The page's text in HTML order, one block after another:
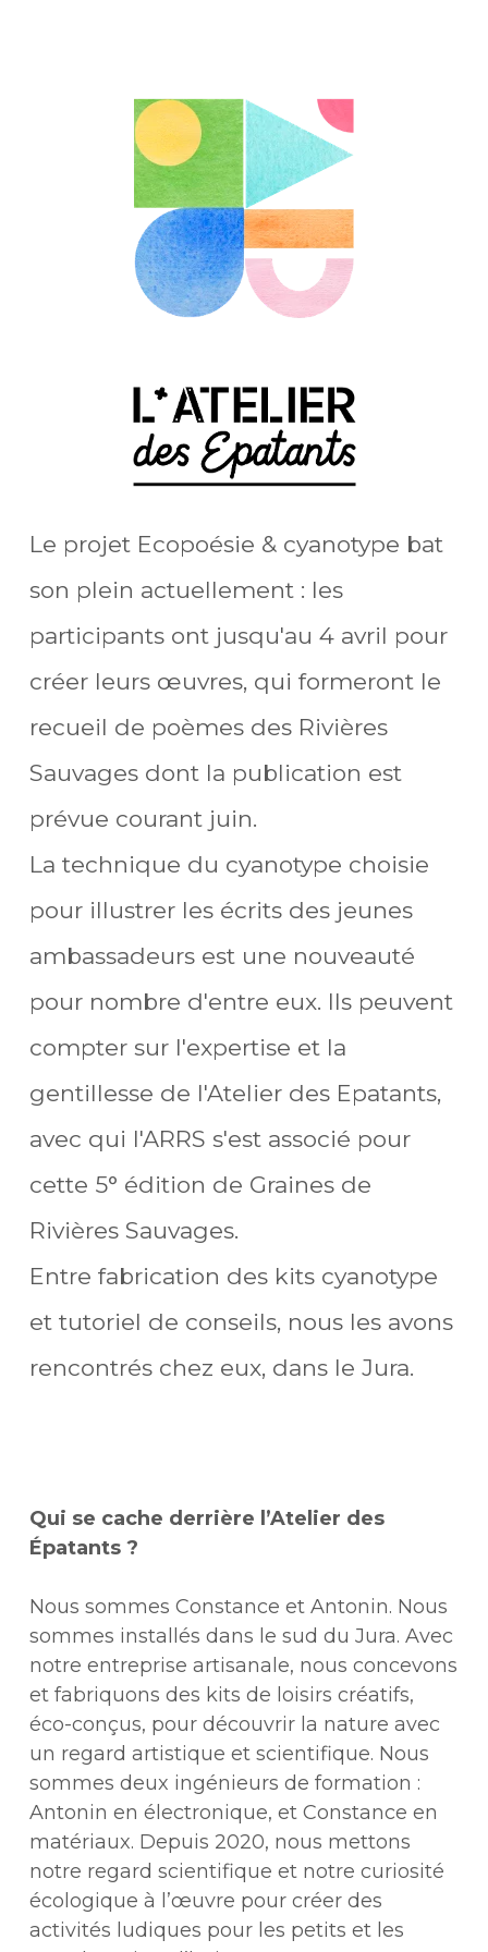
Le projet Ecopoésie & cyanotype bat
son plein actuellement : les
participants ont jusqu'au 4 avril pour
créer leurs œuvres, qui formeront le
recueil de poèmes des Rivières
Sauvages dont la publication est
prévue courant juin.
La technique du cyanotype choisie
pour illustrer les écrits des jeunes
ambassadeurs est une nouveauté
pour nombre d'entre eux. Ils peuvent
compter sur l'expertise et la
gentillesse de l'Atelier des Epatants,
avec qui l'ARRS s'est associé pour
cette 5° édition de Graines de
Rivières Sauvages.
Entre fabrication des kits cyanotype
et tutoriel de conseils, nous les avons
rencontrés chez eux, dans le Jura.
Qui se cache derrière l’Atelier des
Épatants ?
Nous sommes Constance et Antonin. Nous
sommes installés dans le sud du Jura. Avec
notre entreprise artisanale, nous concevons
et fabriquons des kits de loisirs créatifs,
éco-conçus, pour découvrir la nature avec
un regard artistique et scientifique. Nous
sommes deux ingénieurs de formation :
Antonin en électronique, et Constance en
matériaux. Depuis 2020, nous mettons
notre regard scientifique et notre curiosité
écologique à l’œuvre pour créer des
activités ludiques pour les petits et les